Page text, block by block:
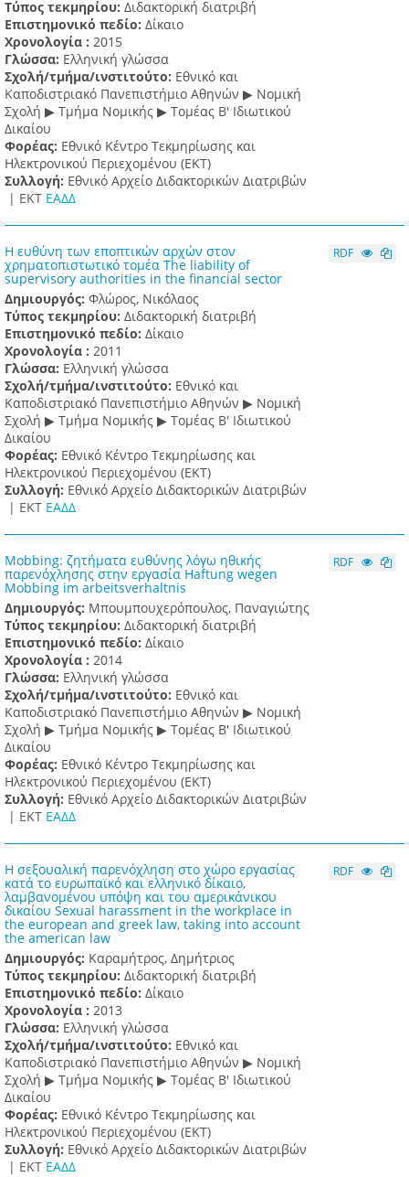
Τύπος τεκμηρίου: Διδακτορική διατριβή
Επιστημονικό πεδίο: Δίκαιο
Χρονολογία : 2015
Γλώσσα: Ελληνική γλώσσα
Σχολή/τμήμα/ινστιτούτο: Εθνικό και
Καποδιστριακό Πανεπιστήμιο Αθηνών ▶ Νομική
Σχολή ▶ Τμήμα Νομικής ▶ Τομέας Β' Ιδιωτικού
Δικαίου
Φορέας: Εθνικό Κέντρο Τεκμηρίωσης και
Ηλεκτρονικού Περιεχομένου (ΕΚΤ)
Συλλογή: Εθνικό Αρχείο Διδακτορικών Διατριβών
| ΕΚΤ ΕΑΔΔ
Η ευθύνη των εποπτικών αρχών στον
χρηματοπιστωτικό τομέα The liability of
supervisory authorities in the financial sector
Δημιουργός: Φλώρος, Νικόλαος
Τύπος τεκμηρίου: Διδακτορική διατριβή
Επιστημονικό πεδίο: Δίκαιο
Χρονολογία : 2011
Γλώσσα: Ελληνική γλώσσα
Σχολή/τμήμα/ινστιτούτο: Εθνικό και
Καποδιστριακό Πανεπιστήμιο Αθηνών ▶ Νομική
Σχολή ▶ Τμήμα Νομικής ▶ Τομέας Β' Ιδιωτικού
Δικαίου
Φορέας: Εθνικό Κέντρο Τεκμηρίωσης και
Ηλεκτρονικού Περιεχομένου (ΕΚΤ)
Συλλογή: Εθνικό Αρχείο Διδακτορικών Διατριβών
| ΕΚΤ ΕΑΔΔ
RDF
Mobbing: ζητήματα ευθύνης λόγω ηθικής
παρενόχλησης στην εργασία Haftung wegen
Mobbing im arbeitsverhaltnis
Δημιουργός: Μπουμπουχερόπουλος, Παναγιώτης
Τύπος τεκμηρίου: Διδακτορική διατριβή
Επιστημονικό πεδίο: Δίκαιο
Χρονολογία : 2014
Γλώσσα: Ελληνική γλώσσα
Σχολή/τμήμα/ινστιτούτο: Εθνικό και
Καποδιστριακό Πανεπιστήμιο Αθηνών ▶ Νομική
Σχολή ▶ Τμήμα Νομικής ▶ Τομέας Β' Ιδιωτικού
Δικαίου
Φορέας: Εθνικό Κέντρο Τεκμηρίωσης και
Ηλεκτρονικού Περιεχομένου (ΕΚΤ)
Συλλογή: Εθνικό Αρχείο Διδακτορικών Διατριβών
| ΕΚΤ ΕΑΔΔ
RDF
Η σεξουαλική παρενόχληση στο χώρο εργασίας
κατά το ευρωπαϊκό και ελληνικό δίκαιο,
λαμβανομένου υπόψη και του αμερικάνικου
δικαίου Sexual harassment in the workplace in
the european and greek law, taking into account
the american law
Δημιουργός: Καραμήτρος, Δημήτριος
Τύπος τεκμηρίου: Διδακτορική διατριβή
Επιστημονικό πεδίο: Δίκαιο
Χρονολογία : 2013
Γλώσσα: Ελληνική γλώσσα
Σχολή/τμήμα/ινστιτούτο: Εθνικό και
Καποδιστριακό Πανεπιστήμιο Αθηνών ▶ Νομική
Σχολή ▶ Τμήμα Νομικής ▶ Τομέας Β' Ιδιωτικού
Δικαίου
Φορέας: Εθνικό Κέντρο Τεκμηρίωσης και
Ηλεκτρονικού Περιεχομένου (ΕΚΤ)
Συλλογή: Εθνικό Αρχείο Διδακτορικών Διατριβών
| ΕΚΤ ΕΑΔΔ
RDF